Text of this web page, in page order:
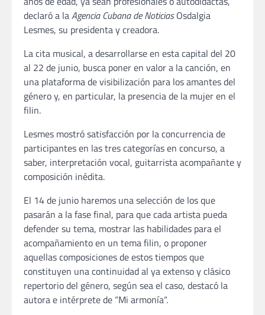
declaró a laAgencia Cubana de NoticiasOsdalgia
Lesmes, su presidenta y creadora.
La cita musical, a desarrollarse en esta capital del 20
al 22 de junio, busca poner en valor a la canción, en
una plataforma de visibilización para los amantes del
género y, en particular, la presencia de la mujer en el
filin.
Lesmes mostró satisfacción por la concurrencia de
participantes en las tres categorías en concurso, a
saber, interpretación vocal, guitarrista acompañante y
composición inédita.
El 14 de junio haremos una selección de los que
pasarán a la fase final, para que cada artista pueda
defender su tema, mostrar las habilidades para el
acompañamiento en un tema filin, o proponer
aquellas composiciones de estos tiempos que
constituyen una continuidad al ya extenso y clásico
repertorio del género, según sea el caso, destacó la
autora e intérprete de “Mi armonía“.